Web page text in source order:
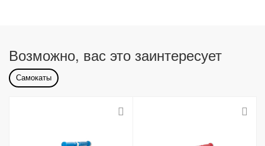
Возможно, вас это заинтересует
Самокаты